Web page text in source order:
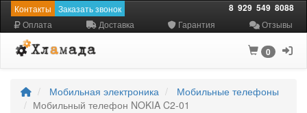
Контакты Заказать звонок 8 929 549 8088
Оплата Доставка Гарантия Отзывы
0
Мобильная электроника
Мобильные телефоны
Мобильный телефон NOKIA C2-01